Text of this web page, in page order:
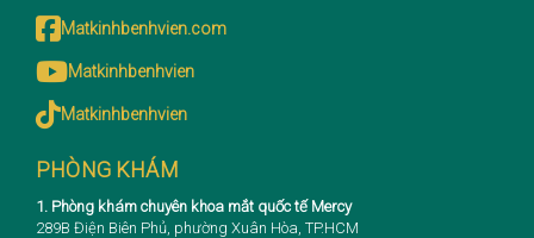
Matkinhbenhvien.com
Matkinhbenhvien
Matkinhbenhvien
PHÒNG KHÁM
1. Phòng khám chuyên khoa mắt quốc tế Mercy
289B Điện Biên Phủ, phường Xuân Hòa, TP.HCM